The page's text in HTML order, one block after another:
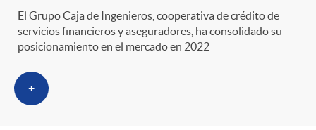
El Grupo Caja de Ingenieros, cooperativa de crédito de
servicios financieros y aseguradores, ha consolidado su
posicionamiento en el mercado en 2022
+